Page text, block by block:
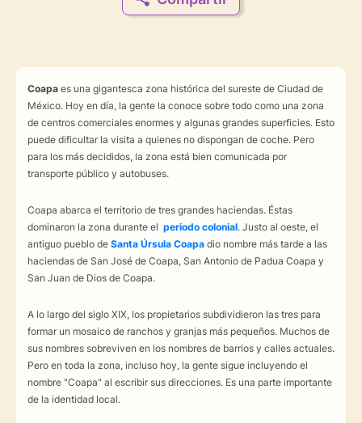
Coapa es una gigantesca zona histórica del sureste de Ciudad de
México. Hoy en día, la gente la conoce sobre todo como una zona
de centros comerciales enormes y algunas grandes superficies. Esto
puede dificultar la visita a quienes no dispongan de coche. Pero
para los más decididos, la zona está bien comunicada por
transporte público y autobuses.
Coapa abarca el territorio de tres grandes haciendas. Éstas
dominaron la zona durante el periodo colonial. Justo al oeste, el
antiguo pueblo de Santa Úrsula Coapa dio nombre más tarde a las
haciendas de San José de Coapa, San Antonio de Padua Coapa y
San Juan de Dios de Coapa.
A lo largo del siglo XIX, los propietarios subdividieron las tres para
formar un mosaico de ranchos y granjas más pequeños. Muchos de
sus nombres sobreviven en los nombres de barrios y calles actuales.
Pero en toda la zona, incluso hoy, la gente sigue incluyendo el
nombre "Coapa" al escribir sus direcciones. Es una parte importante
de la identidad local.